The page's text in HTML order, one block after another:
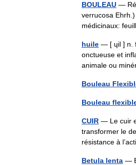
BOULEAU —
verrucosa
médicinaux:
huile — [ ɥil ] n.
onctueuse et
animale ou
Bouleau
Bouleau
CUIR — Le cuir
transformer le
résistance à
Betula lenta —